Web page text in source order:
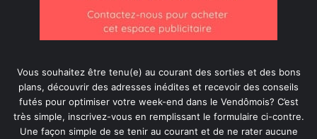
Vous souhaitez être tenu(e) au courant des sorties et des bons
plans, découvrir des adresses inédites et recevoir des conseils
futés pour optimiser votre week-end dans le Vendômois? C’est
très simple, inscrivez-vous en remplissant le formulaire ci-contre.
Une façon simple de se tenir au courant et de ne rater aucune